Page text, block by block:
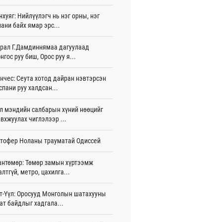
шигшээ баг Азийн наадам-д
бэлтгэлээ хангаж байна
цаг 18 мин
өөрчлөгдсөөр байна
цаг 33 мин
15-наас улсын дугаарын тэгш,
хорооллын арын замыг өнөөдөр
цагаас хаана
цаг 27 мин
дизель түлшний онцгой албан
тэглэлээ
15 цаг 58 мин
гүнж Евгени гурав дахь хүүхдээ
авлаа
15 цаг 50 мин
Нийлүүлэгч нь нэг орны, нэг
байх ямар эрс...
Г.Дамдиннямаа дагуулаад
руу биш, Орос руу я...
Сеута хотод дайран нэвтэрсэн
руу халдсан...
мэндийн салбарын хүний нөөцийг
чиглэлээр ...
Ноланы трауматай Одиссей
Төмөр замын хүртээмж
метро, цахилга...
Үүл: Оросууд Монголын шатахууны
байдлыг хадгала...